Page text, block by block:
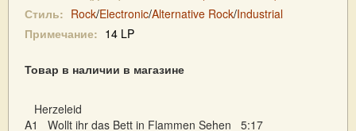
Стиль: Rock/Electronic/Alternative Rock/Industrial
Примечание: 14 LP
Товар в наличии в магазине
Herzeleid
A1 Wollt ihr das Bett in Flammen Sehen 5:17